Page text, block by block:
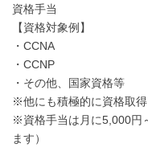
資格手当
【資格対象例】
・CCNA
・CCNP
・その他、国家資格等
※他にも積極的に資格取
※資格手当は月に5,000円
ます）